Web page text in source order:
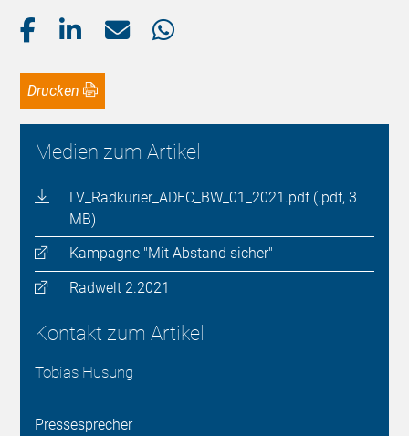
Drucken
Medien zum Artikel
LV_Radkurier_ADFC_BW_01_2021.pdf (.pdf, 3
MB)
Kampagne "Mit Abstand sicher"
Radwelt 2.2021
Kontakt zum Artikel
Tobias Husung
Pressesprecher